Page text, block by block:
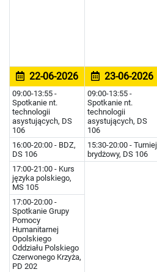
22-06-2026
09:00-13:55 -
Spotkanie nt.
technologii
asystujących, DS
106
16:00-20:00 - BDZ,
DS 106
17:00-21:00 - Kurs
języka polskiego,
MS 105
17:00-20:00 -
Spotkanie Grupy
Pomocy
Humanitarnej
Opolskiego
Oddziału Polskiego
Czerwonego Krzyża,
PD 202
23-06-2026
09:00-13:55 -
Spotkanie nt.
technologii
asystujących, DS
106
15:30-20:00 - Turniej
brydżowy, DS 106